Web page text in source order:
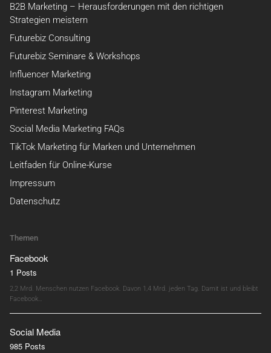
B2B Marketing – Herausforderungen mit den richtigen
Strategien meistern
Futurebiz Consulting
Futurebiz Seminare & Workshops
Influencer Marketing
Instagram Marketing
Pinterest Marketing
Social Media Marketing FAQs
TikTok Marketing für Marken und Unternehmen
Leitfaden für Online-Kurse
Impressum
Datenschutz
Themen
Facebook
1 Posts
2,2 Mrd. Menschen nutzen Facebook. Davon 1,4 Mrd. jeden Tag. Damit ist und bleibt
Facebook…
Social Media
985 Posts